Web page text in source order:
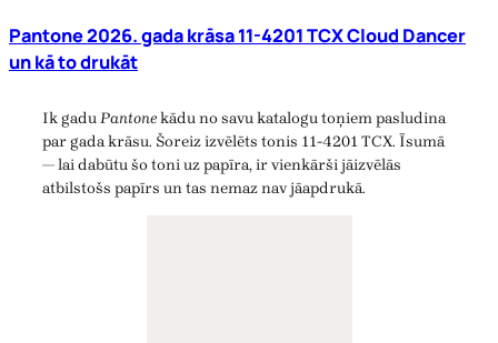
Pantone 2026. gada krāsa 11-4201 TCX Cloud Dancer
un kā to drukāt
Ik gaduPantonekādu no savu katalogu toņiem pasludina
par gada krāsu. Šoreiz izvēlēts tonis 11-4201 TCX. Īsumā
— lai dabūtu šo toni uz papīra, ir vienkārši jāizvēlās
atbilstošs papīrs un tas nemaz nav jāapdrukā.